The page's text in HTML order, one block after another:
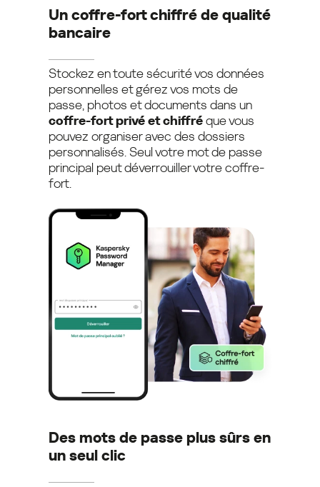
Un coffre-fort chiffré de qualité
bancaire
Stockez en toute sécurité vos données
personnelles et gérez vos mots de
passe, photos et documents dans un
coffre-fort privé et chiffréque vous
pouvez organiser avec des dossiers
personnalisés. Seul votre mot de passe
principal peut déverrouiller votre coffre-
fort.
Des mots de passe plus sûrs en
un seul clic